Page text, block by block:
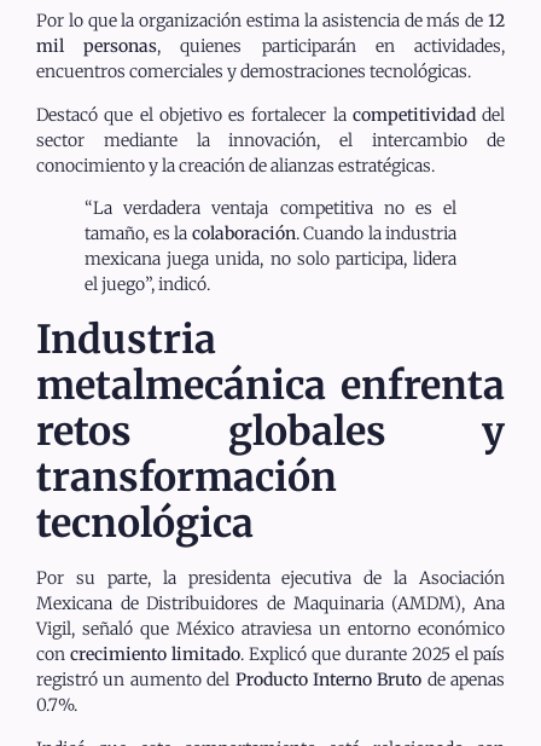
Por lo que la organización estima la asistencia de más de 12
mil personas, quienes participarán en actividades,
encuentros comerciales y demostraciones tecnológicas.
Destacó que el objetivo es fortalecer la competitividaddel
sector mediante la innovación, el intercambio de
conocimiento y la creación de alianzas estratégicas.
“La verdadera ventaja competitiva no es el
tamaño, es la colaboración. Cuando la industria
mexicana juega unida, no solo participa, lidera
el juego”, indicó.
Industria
metalmecánica enfrenta
retos globales y
transformación
tecnológica
Por su parte, la presidenta ejecutiva de la Asociación
Mexicana de Distribuidores de Maquinaria (AMDM), Ana
Vigil, señaló que México atraviesa un entorno económico
con crecimiento limitado. Explicó que durante 2025 el país
registró un aumento del Producto Interno Bruto de apenas
0.7%.